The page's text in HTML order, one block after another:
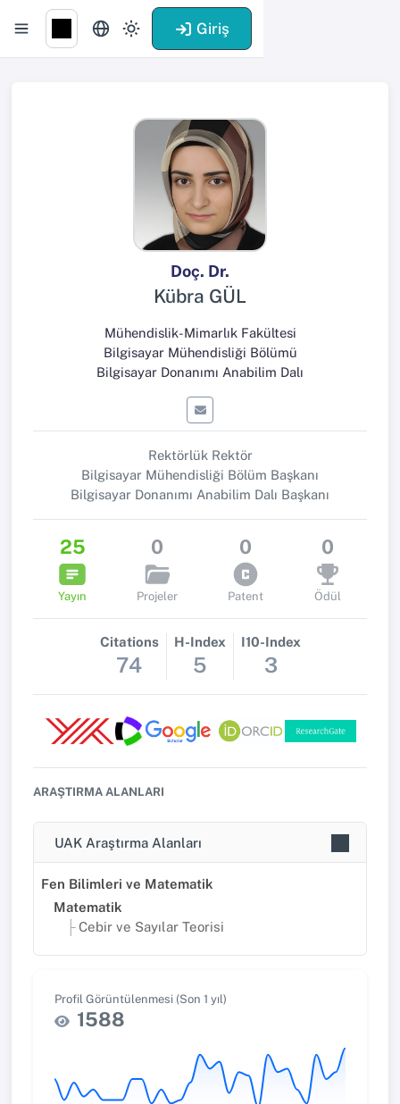
Giriş
Doç. Dr.
Kübra GÜL
Mühendislik-Mimarlık Fakültesi
Bilgisayar Mühendisliği Bölümü
Bilgisayar Donanımı Anabilim Dalı
Rektörlük Rektör
Bilgisayar Mühendisliği Bölüm Başkanı
Bilgisayar Donanımı Anabilim Dalı Başkanı
25
Yayın
0
Projeler
0
Patent
0
Ödül
Citations
74
H-Index
5
I10-Index
3
ARAŞTIRMA ALANLARI
UAK Araştırma Alanları
Fen Bilimleri ve Matematik
Matematik
Cebir ve Sayılar Teorisi
Profil Görüntülenmesi (Son 1 yıl)
1588